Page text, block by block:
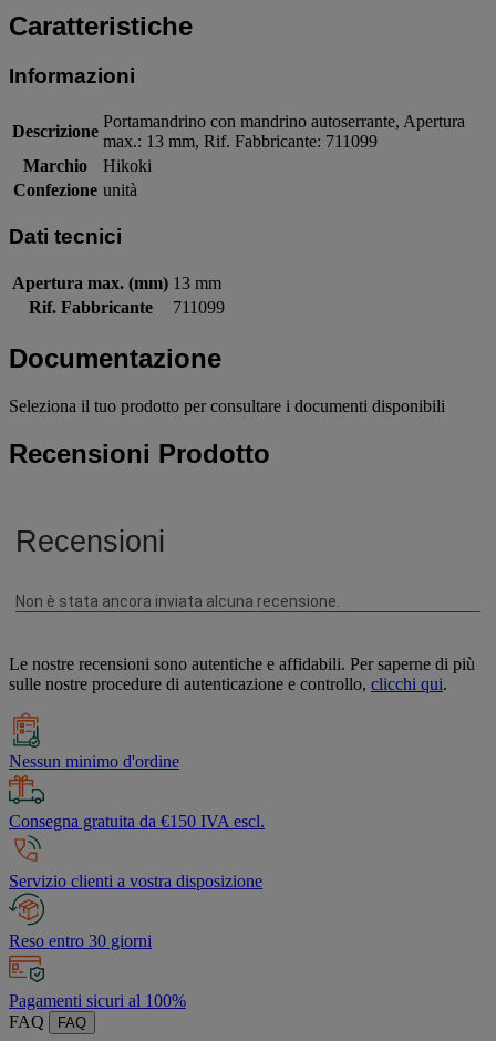
Caratteristiche
Informazioni
Descrizione
Portamandrino con mandrino autoserrante, Apertura
max.: 13 mm, Rif. Fabbricante: 711099
Marchio
Hikoki
Confezione unità
Dati tecnici
Apertura max. (mm) 13 mm
Rif. Fabbricante
711099
Documentazione
Seleziona il tuo prodotto per consultare i documenti disponibili
Recensioni Prodotto
Le nostre recensioni sono autentiche e affidabili. Per saperne di più
sulle nostre procedure di autenticazione e controllo, clicchi qui.
Nessun minimo d'ordine
Consegna gratuita da €150 IVA escl.
Servizio clienti a vostra disposizione
Reso entro 30 giorni
Pagamenti sicuri al 100%
FAQ
FAQ